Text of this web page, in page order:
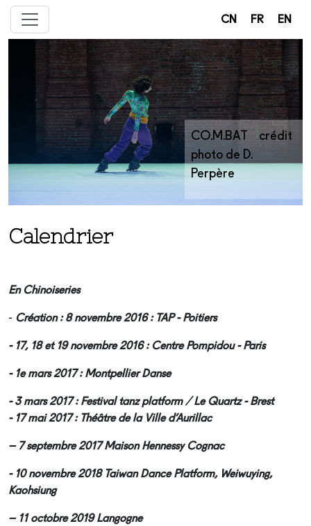
CN FR EN
CO.M.BAT crédit
photo de D.
Perpère
Calendrier
En Chinoiseries
- Création: 8 novembre 2016 : TAP - Poitiers
- 17, 18 et 19 novembre 2016 : Centre Pompidou - Paris
- 1e mars 2017 : Montpellier Danse
- 3 mars 2017 : Festival tanz platform / Le Quartz - Brest
- 17 mai 2017 : Théâtre de la Ville d’Aurillac
– 7 septembre 2017 Maison Hennessy Cognac
- 10 novembre 2018 Taiwan Dance Platform, Weiwuying,
Kaohsiung
– 11 octobre 2019 Langogne